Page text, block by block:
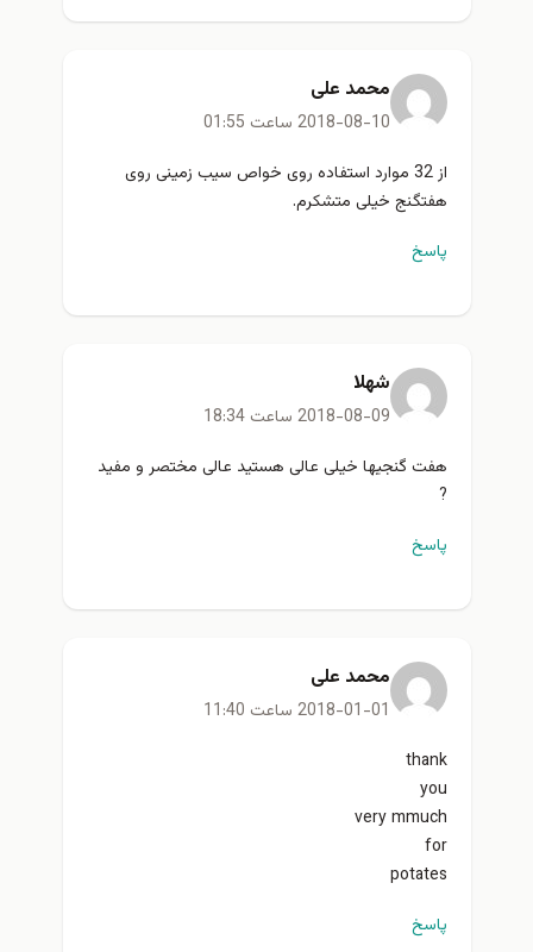
محمد علی
2018-08-10 ساعت 01:55
از 32 موارد استفاده روی خواص سیب زمینی روی
هفتگنج خیلی متشکرم.
پاسخ
شهلا
2018-08-09 ساعت 18:34
هفت گنجیها خیلی عالی هستید عالی مختصر و مفید
?
پاسخ
محمد علی
2018-01-01 ساعت 11:40
thank
you
very mmuch
for
potates
پاسخ